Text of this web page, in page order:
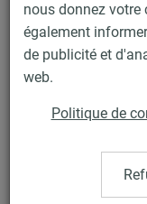
nous donnez votre
également
de publicité et
web.
Politique de
Produits Technique de
Collier coquille
Collier
Collier Armaflex 34/